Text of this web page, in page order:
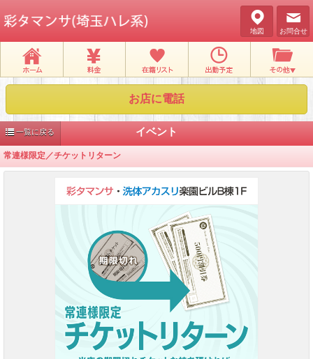
お問合せ
地図
お店に電話
イベント
一覧に戻る
常連様限定／チケットリターン